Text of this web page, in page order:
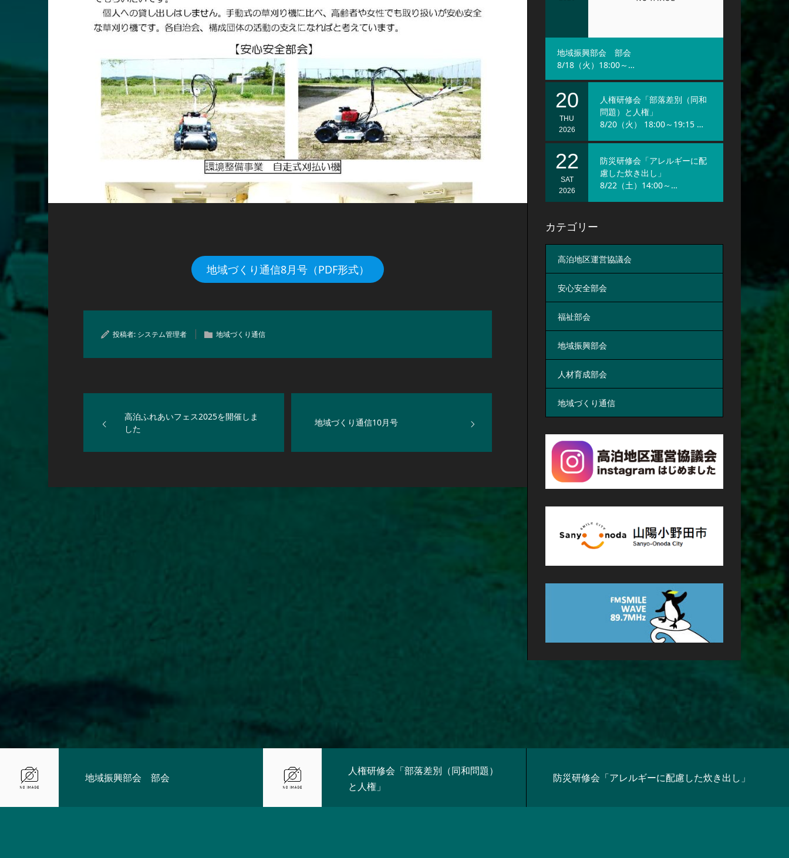
地域づくり通信8月号（PDF形式）
投稿者: システム管理者 地域づくり通信
高泊ふれあいフェス2025を開催しま
した
地域づくり通信10月号
地域振興部会 部会
8/18（火）18:00～…
20
THU
2026
人権研修会「部落差別（同和
問題）と人権」
8/20（火） 18:00～19:15 …
22
SAT
2026
防災研修会「アレルギーに配
慮した炊き出し」
8/22（土）14:00～…
カテゴリー
高泊地区運営協議会
安心安全部会
福祉部会
地域振興部会
人材育成部会
地域づくり通信
地域振興部会 部会
人権研修会「部落差別（同和問題）
と人権」
防災研修会「アレルギーに配慮した炊き出し」